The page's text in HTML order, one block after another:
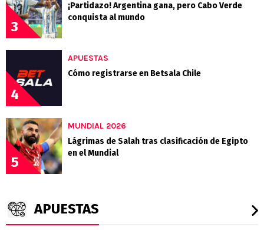
3
¡Partidazo! Argentina gana, pero Cabo Verde
conquista al mundo
4
APUESTAS
Cómo registrarse en Betsala Chile
5
MUNDIAL 2026
Lágrimas de Salah tras clasificación de Egipto
en el Mundial
APUESTAS